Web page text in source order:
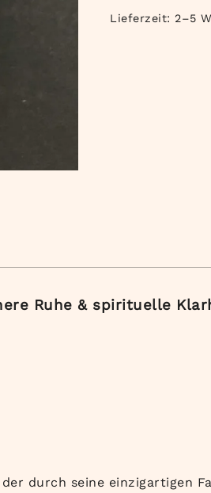
Lieferzeit: 2–5
Ruhe & spirituelle
durch seine einzigartigen